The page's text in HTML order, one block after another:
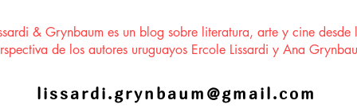
& Grynbaum es un blog sobre literatura, arte y cine desde
de los autores uruguayos Ercole Lissardi y Ana
lissardi.grynbaum@gmail.com